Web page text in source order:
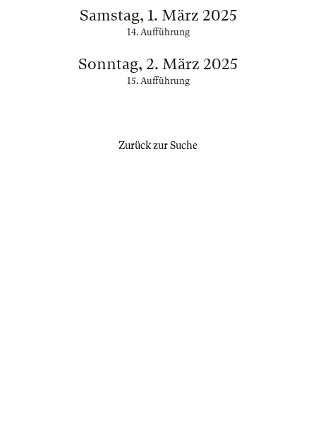
Samstag, 1. März 2025
14. Aufführung
Sonntag, 2. März 2025
15. Aufführung
Zurück zur Suche